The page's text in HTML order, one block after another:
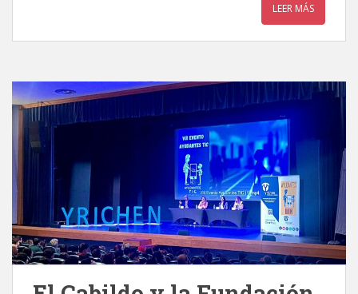
LEER MÁS